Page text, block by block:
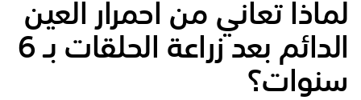
لماذا تعاني من احمرار العين
الدائم بعد زراعة الحلقات بـ 6
سنوات؟